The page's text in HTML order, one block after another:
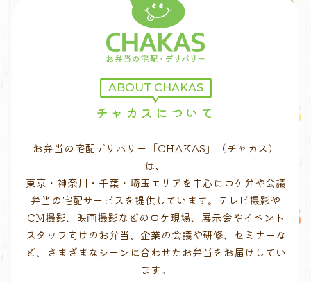
ABOUT CHAKAS
チャカスについて
お弁当の宅配デリバリー「CHAKAS」（チャカス）
は、
東京・神奈川・千葉・埼玉エリアを中心にロケ弁や会議
弁当の宅配サービスを提供しています。テレビ撮影や
CM撮影、映画撮影などのロケ現場、展示会やイベント
スタッフ向けのお弁当、企業の会議や研修、セミナーな
ど、さまざまなシーンに合わせたお弁当をお届けしてい
ます。